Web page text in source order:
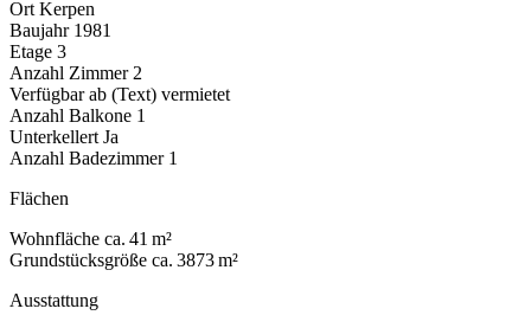
Ort Kerpen
Baujahr 1981
Etage 3
Anzahl Zimmer 2
Verfügbar ab (Text) vermietet
Anzahl Balkone 1
Unterkellert Ja
Anzahl Badezimmer 1
Flächen
Wohnfläche ca. 41 m²
Grundstücksgröße ca. 3873 m²
Ausstattung